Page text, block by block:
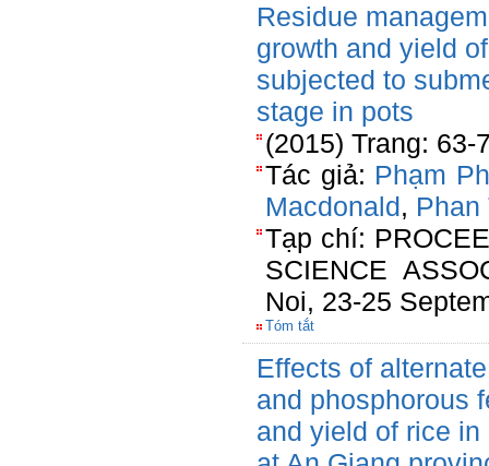
Residue
growth and yield
subjected to
stage in pots
(2015) Trang: 63-
Tác giả: Phạm
Macdonald, Phan
Tạp chí:
SCIENCE
Noi, 23-25
Tóm tắt
Effects of
and phosphorous
and yield of rice